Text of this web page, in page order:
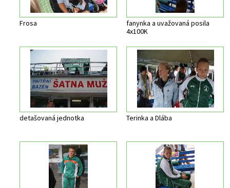
Frosa
fanynka a uvažovaná posila
4x100K
detašovaná jednotka Terinka a Dlába